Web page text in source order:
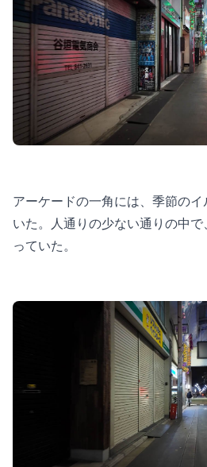
アーケードの一角には、季節の
いた。人通りの少ない通りの中
っていた。